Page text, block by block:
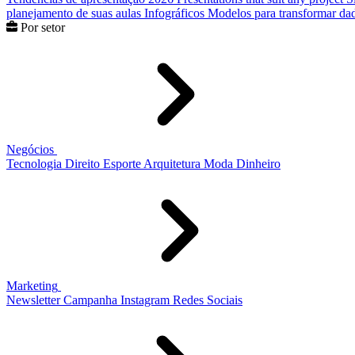
planejamento de suas aulas Infográficos Modelos para transformar
Por setor
Negócios
Tecnologia Direito Esporte Arquitetura Moda Dinheiro
Marketing
Newsletter Campanha Instagram Redes Sociais